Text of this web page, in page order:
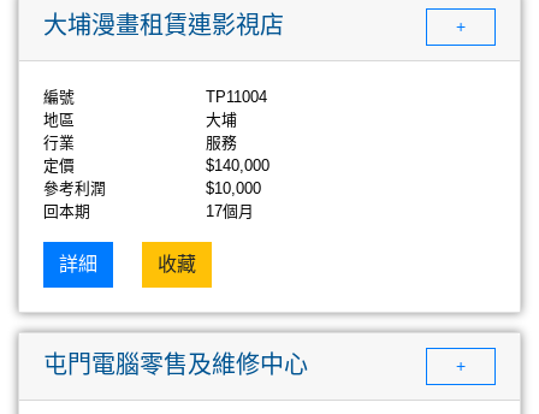
大埔漫畫租賃連影視店 +
編號
TP11004
地區
大埔
行業
服務
定價
$140,000
參考利潤
$10,000
回本期
17個月
詳細 收藏
屯門電腦零售及維修中心 +